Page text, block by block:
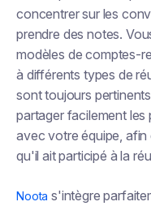
concentrer sur les
prendre des notes.
modèles de comptes-
à différents types de
sont toujours
partager facilement
avec votre équipe,
qu'il ait participé à la
Noota s'intègre